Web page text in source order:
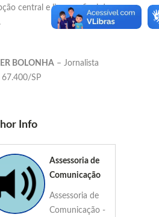
central e limpeza final da
BOLONHA – Jornalista
67.400/SP
Info
Assessoria de
Comunicação
Assessoria de
Comunicação -